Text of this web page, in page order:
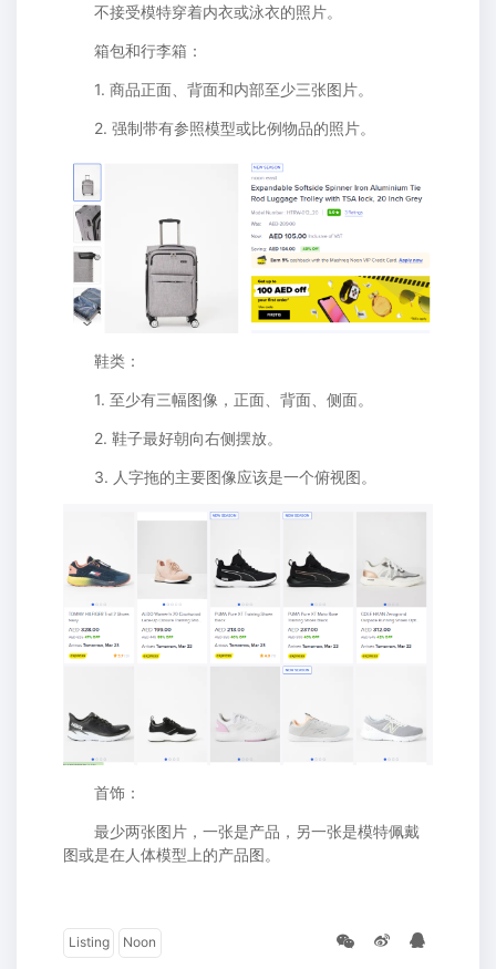
不接受模特穿着内衣或泳衣的照片。
箱包和行李箱：
1. 商品正面、背面和内部至少三张图片。
2. 强制带有参照模型或比例物品的照片。
鞋类：
1. 至少有三幅图像，正面、背面、侧面。
2. 鞋子最好朝向右侧摆放。
3. 人字拖的主要图像应该是一个俯视图。
首饰：
最少两张图片，一张是产品，另一张是模特佩戴
图或是在人体模型上的产品图。
Listing Noon